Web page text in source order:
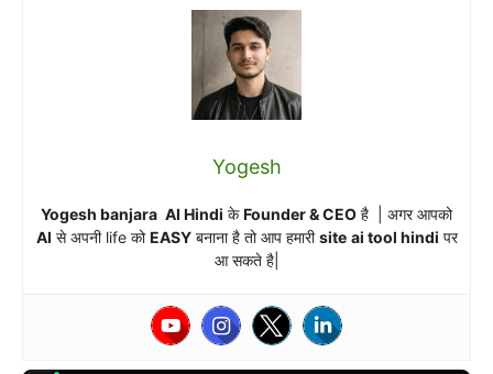
Yogesh
Yogesh banjara AI Hindi केFounder & CEO है | अगर आपको
AI से अपनी life कोEASYबनाना है तो आप हमारीsite ai tool hindi पर
आ सकते है|